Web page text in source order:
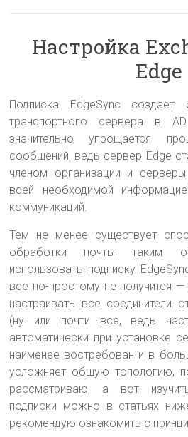
Настройка
Edge
Подписка EdgeSync создает
транспортного сервера в
значительно упрощается
сообщений, ведь сервер Edge
членом организации и
всей необходимой
коммуникаций.
Тем не менее существует
обработки почты таким
использовать подписку
все по-простому не получится
настраивать все соединители
(ну или почти все, ведь
автоматически при установке
наименее востребован и в
усложняет общую топологию,
рассматриваю, а вот
подписки можно в статьях
рекомендую ознакомить с